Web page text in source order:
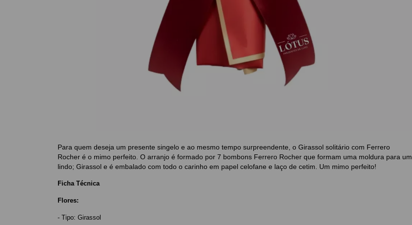
Para quem deseja um presente singelo e ao mesmo tempo surpreendente, o Girassol solitário com Ferrero
Rocher é o mimo perfeito. O arranjo é formado por 7 bombons Ferrero Rocher que formam uma moldura para um
lindo; Girassol e é embalado com todo o carinho em papel celofane e laço de cetim. Um mimo perfeito!
Ficha Técnica
Flores:
- Tipo: Girassol